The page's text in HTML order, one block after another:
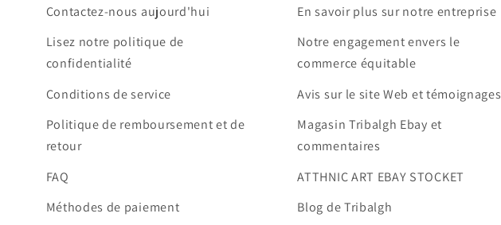
Contactez-nous aujourd'hui
Lisez notre politique de
confidentialité
Conditions de service
Politique de remboursement et de
retour
FAQ
Méthodes de paiement
En savoir plus sur notre entreprise
Notre engagement envers le
commerce équitable
Avis sur le site Web et témoignages
Magasin Tribalgh Ebay et
commentaires
ATTHNIC ART EBAY STOCKET
Blog de Tribalgh